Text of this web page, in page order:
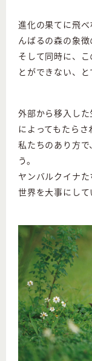
進化の果てに飛
んばるの森の象徴
そして同時に、
とができない、と
外部から移入し
によってもたらさ
私たちのあり方
う。
ヤンバルクイナ
世界を大事にして